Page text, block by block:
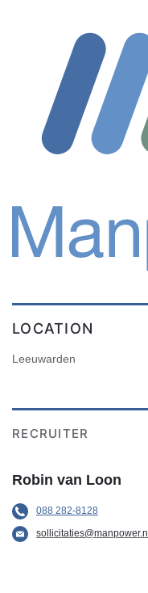
LOCATION
Leeuwarden
RECRUITER
Robin van Loon
088 282-8128
sollicitaties@manpower.nl